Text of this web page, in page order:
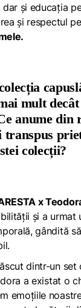
dar și educația
și respectul
mult
anume din
colecții?
x
și a
gândită
dintr-un set
a existat o
emoțiile